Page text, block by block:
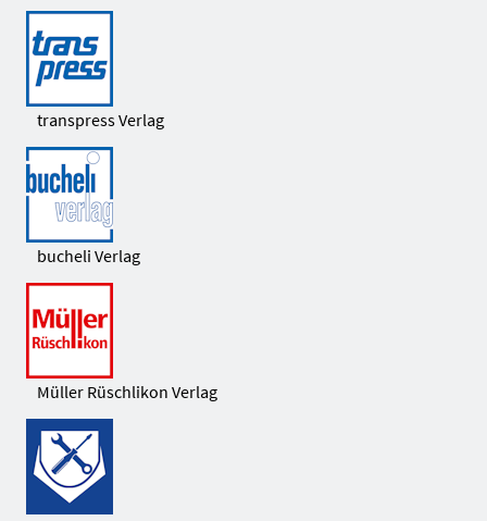
transpress Verlag
bucheli Verlag
Müller Rüschlikon Verlag